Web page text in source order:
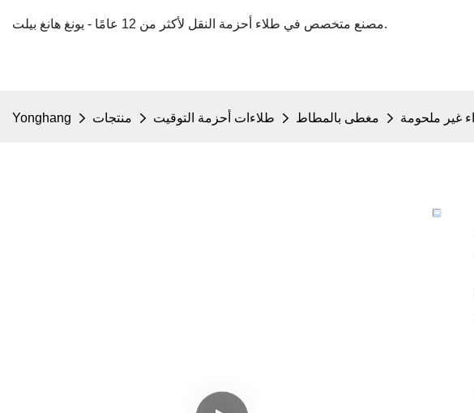
مصنع متخصص في طلاء أحزمة النقل لأكثر من 12 عامًا - يونغ هانغ بيلت.
Yonghang منتجات طلاءات أحزمة التوقيت مغطى بالمطاط